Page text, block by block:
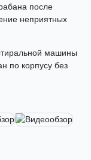
после
неприятных
машины
по корпусу без